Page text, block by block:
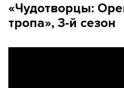
«Чудотворцы:
тропа», 3-й сезон